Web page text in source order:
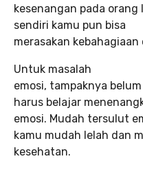
kesenangan pada
sendiri kamu pun bisa
merasakan
Untuk masalah
emosi, tampaknya
harus belajar
emosi. Mudah tersulut
kamu mudah lelah dan
kesehatan.